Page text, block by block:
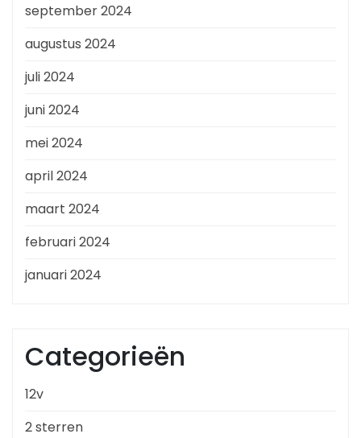
september 2024
augustus 2024
juli 2024
juni 2024
mei 2024
april 2024
maart 2024
februari 2024
januari 2024
Categorieën
12v
2 sterren